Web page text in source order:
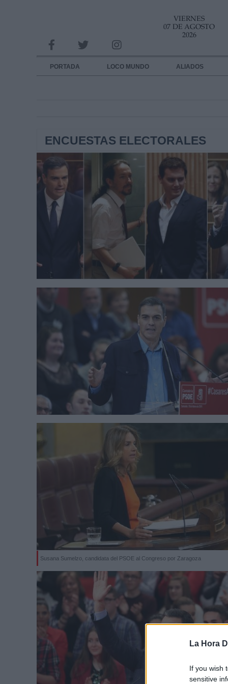
La Hora
If you wish
sensitive
VIERNES
07 DE AGOSTO
2026
PORTADA LOCO MUNDO ALIADOS
ENCUESTAS ELECTORALES
Susana Sumelzo, candidata del PSOE al Congreso por Zaragoza
INFORMACION SOBRE LA PROTECCIÓN DE TUS DATOS
Responsable:
Información adicional